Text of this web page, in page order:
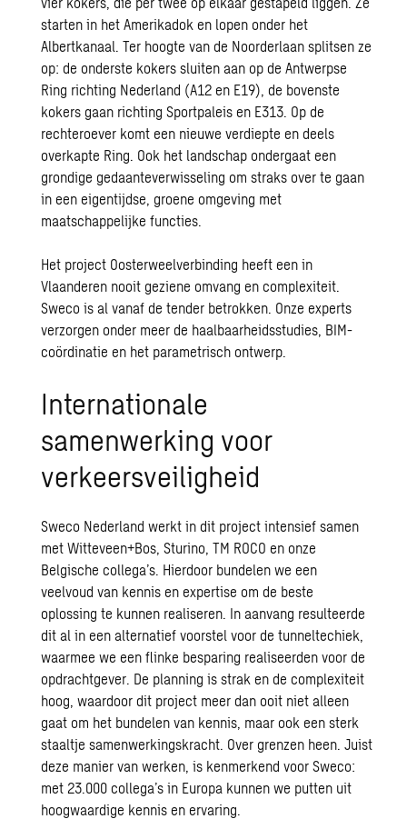
starten in het Amerikadok en lopen onder het
Albertkanaal. Ter hoogte van de Noorderlaan splitsen ze
op: de onderste kokers sluiten aan op de Antwerpse
Ring richting Nederland (A12 en E19), de bovenste
kokers gaan richting Sportpaleis en E313. Op de
rechteroever komt een nieuwe verdiepte en deels
overkapte Ring. Ook het landschap ondergaat een
grondige gedaanteverwisseling om straks over te gaan
in een eigentijdse, groene omgeving met
maatschappelijke functies.
Het project Oosterweelverbinding heeft een in
Vlaanderen nooit geziene omvang en complexiteit.
Sweco is al vanaf de tender betrokken. Onze experts
verzorgen onder meer de haalbaarheidsstudies, BIM-
coördinatie en het parametrisch ontwerp.
Internationale
samenwerking voor
verkeersveiligheid
Sweco Nederland werkt in dit project intensief samen
met Witteveen+Bos, Sturino, TM ROCO en onze
Belgische collega’s. Hierdoor bundelen we een
veelvoud van kennis en expertise om de beste
oplossing te kunnen realiseren. In aanvang resulteerde
dit al in een alternatief voorstel voor de tunneltechiek,
waarmee we een flinke besparing realiseerden voor de
opdrachtgever. De planning is strak en de complexiteit
hoog, waardoor dit project meer dan ooit niet alleen
gaat om het bundelen van kennis, maar ook een sterk
staaltje samenwerkingskracht. Over grenzen heen. Juist
deze manier van werken, is kenmerkend voor Sweco:
met 23.000 collega’s in Europa kunnen we putten uit
hoogwaardige kennis en ervaring.